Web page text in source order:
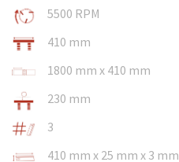
5500 RPM
410 mm
1800 mm x 410 mm
230 mm
3
410 mm x 25 mm x 3 mm